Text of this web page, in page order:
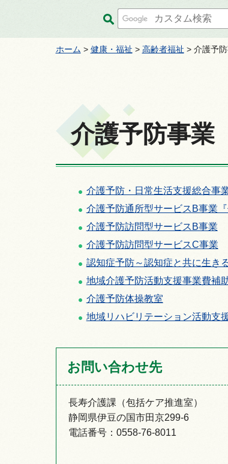
ホーム > 健康・福祉 > 高齢者福祉 > 介護予
介護予防事業
介護予防・日常生活支援総合事
介護予防通所型サービスB事業『
介護予防訪問型サービスB事業
介護予防訪問型サービスC事業
認知症予防～認知症と共に生き
地域介護予防活動支援事業費補
介護予防体操教室
地域リハビリテーション活動支
お問い合わせ先
長寿介護課（包括ケア推進室）
静岡県伊豆の国市田京299-6
電話番号：0558-76-8011